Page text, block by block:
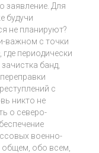
заявление. Для
будучи
не планируют?
важном с точки
периодически
банд,
с
никто не
о северо-
военно-
общем, обо всем,